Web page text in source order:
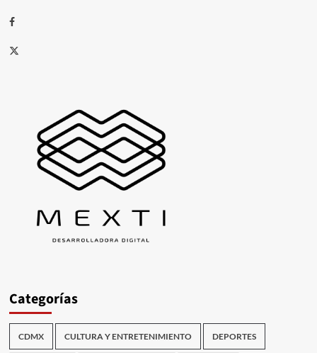
Facebook
X
Categorías
CDMX CULTURA Y ENTRETENIMIENTO DEPORTES